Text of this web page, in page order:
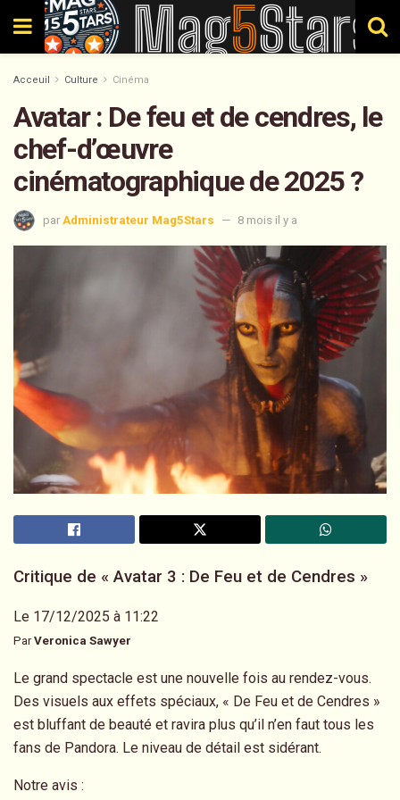
Acceuil Culture Cinéma
Avatar : De feu et de cendres, le
chef-d’œuvre
cinématographique de 2025 ?
par Administrateur Mag5Stars 8 mois il y a
Critique de « Avatar 3 : De Feu et de Cendres »
Le 17/12/2025 à 11:22
ParVeronica Sawyer
Le grand spectacle est une nouvelle fois au rendez-vous.
Des visuels aux effets spéciaux, « De Feu et de Cendres »
est bluffant de beauté et ravira plus qu’il n’en faut tous les
fans de Pandora. Le niveau de détail est sidérant.
Notre avis :